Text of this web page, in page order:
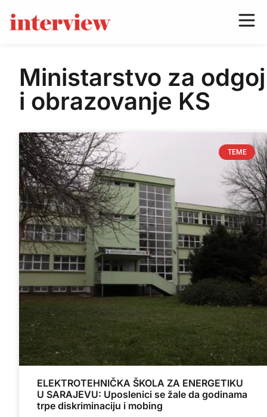
Ministarstvo za odgoj
i obrazovanje KS
TEME
ELEKTROTEHNIČKA ŠKOLA ZA ENERGETIKU
U SARAJEVU: Uposlenici se žale da godinama
trpe diskriminaciju i mobing